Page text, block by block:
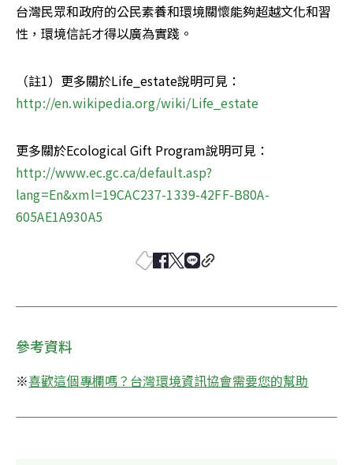
台灣民眾和政府的公民素養和環境關懷能夠超越文化和習
性，環境信託才得以廣為實踐。
（註1）更多關於Life_estate說明可見：
http://en.wikipedia.org/wiki/Life_estate
更多關於Ecological Gift Program說明可見：
http://www.ec.gc.ca/default.asp?
lang=En&xml=19CAC237-1339-42FF-B80A-
605AE1A930A5
參考資料
※喜歡這個專欄嗎？台灣環境資訊協會需要您的幫助